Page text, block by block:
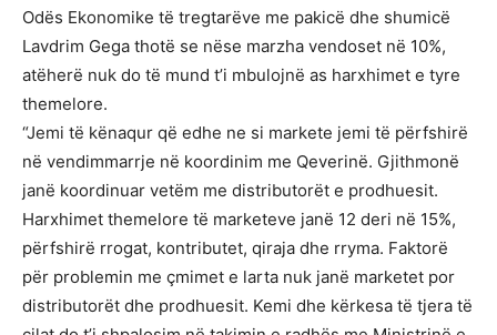
Odës Ekonomike të tregtarëve me pakicë dhe shumicë
Lavdrim Gega thotë se nëse marzha vendoset në 10%,
atëherë nuk do të mund t’i mbulojnë as harxhimet e tyre
themelore.
“Jemi të kënaqur që edhe ne si markete jemi të përfshirë
në vendimmarrje në koordinim me Qeverinë. Gjithmonë
janë koordinuar vetëm me distributorët e prodhuesit.
Harxhimet themelore të marketeve janë 12 deri në 15%,
përfshirë rrogat, kontributet, qiraja dhe rryma. Faktorë
për problemin me çmimet e larta nuk janë marketet por
distributorët dhe prodhuesit. Kemi dhe kërkesa të tjera të